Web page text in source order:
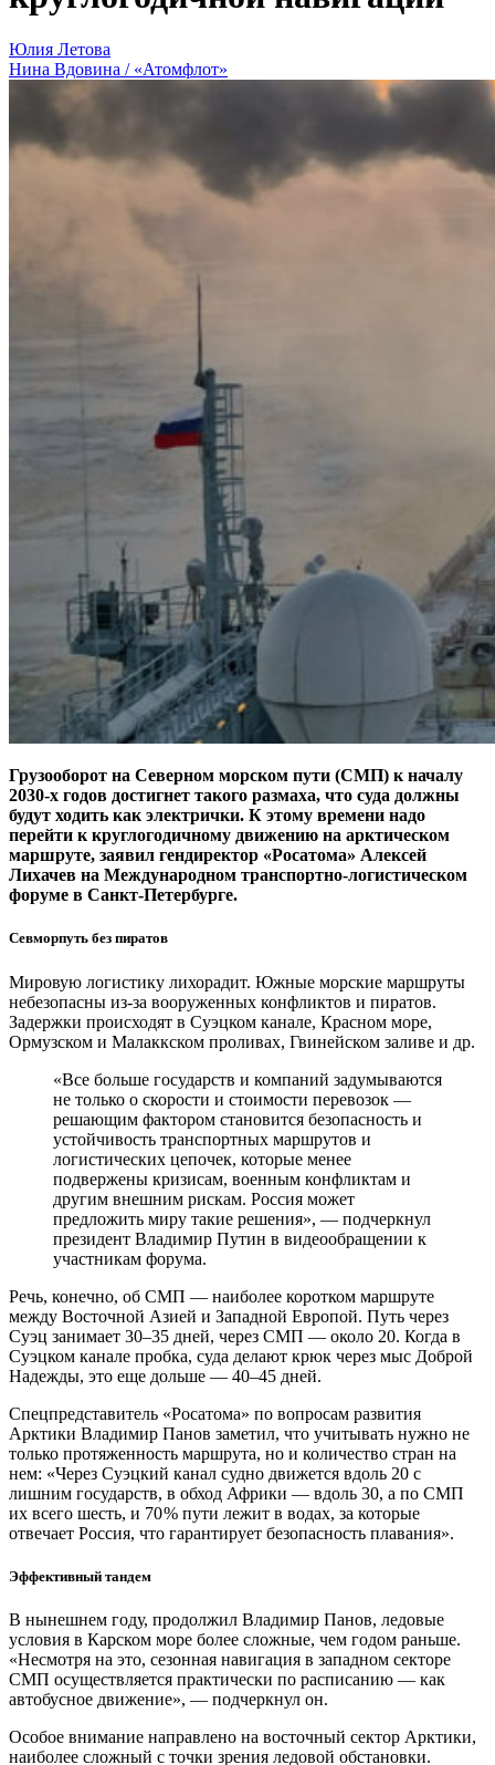
Юлия Летова
Нина Вдовина / «Атомфлот»
Грузооборот на Северном морском пути (СМП) к началу
2030-х годов достигнет такого размаха, что суда должны
будут ходить как электрички. К этому времени надо
перейти к круглогодичному движению на арктическом
маршруте, заявил гендиректор «Росатома» Алексей
Лихачев на Международном транспортно-логистическом
форуме в Санкт-Петербурге.
Севморпуть без пиратов
Мировую логистику лихорадит. Южные морские маршруты
небезопасны из-за вооруженных конфликтов и пиратов.
Задержки происходят в Суэцком канале, Красном море,
Ормузском и Малаккском проливах, Гвинейском заливе и др.
«Все больше государств и компаний задумываются
не только о скорости и стоимости перевозок —
решающим фактором становится безопасность и
устойчивость транспортных маршрутов и
логистических цепочек, которые менее
подвержены кризисам, военным конфликтам и
другим внешним рискам. Россия может
предложить миру такие решения», — подчеркнул
президент Владимир Путин в видеообращении к
участникам форума.
Речь, конечно, об СМП — наиболее коротком маршруте
между Восточной Азией и Западной Европой. Путь через
Суэц занимает 30–35 дней, через СМП — около 20. Когда в
Суэцком канале пробка, суда делают крюк через мыс Доброй
Надежды, это еще дольше — 40–45 дней.
Спецпредставитель «Росатома» по вопросам развития
Арктики Владимир Панов заметил, что учитывать нужно не
только протяженность маршрута, но и количество стран на
нем: «Через Суэцкий канал судно движется вдоль 20 с
лишним государств, в обход Африки — вдоль 30, а по СМП
их всего шесть, и 70 % пути лежит в водах, за которые
отвечает Россия, что гарантирует безопасность плавания».
Эффективный тандем
В нынешнем году, продолжил Владимир Панов, ледовые
условия в Карском море более сложные, чем годом раньше.
«Несмотря на это, сезонная навигация в западном секторе
СМП осуществляется практически по расписанию — как
автобусное движение», — подчеркнул он.
Особое внимание направлено на восточный сектор Арктики,
наиболее сложный с точки зрения ледовой обстановки.